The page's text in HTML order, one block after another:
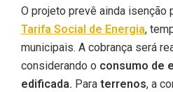
O projeto prevê ainda isenção
Tarifa Social de Energia,
municipais. A cobrança será
considerando o consumo de
edificada. Para terrenos, a